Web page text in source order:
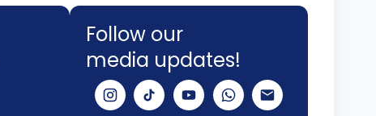
Follow our
media updates!